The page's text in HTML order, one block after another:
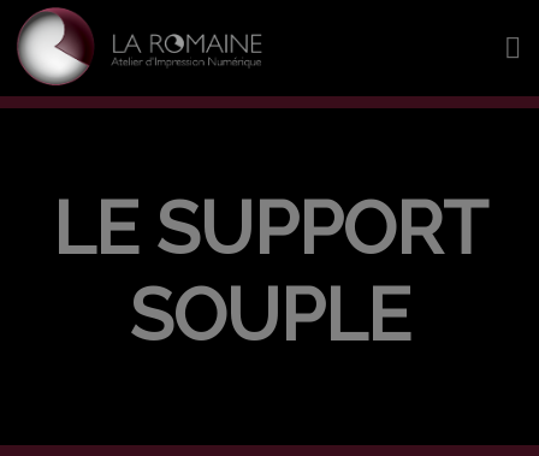
LE SUPPORT
SOUPLE